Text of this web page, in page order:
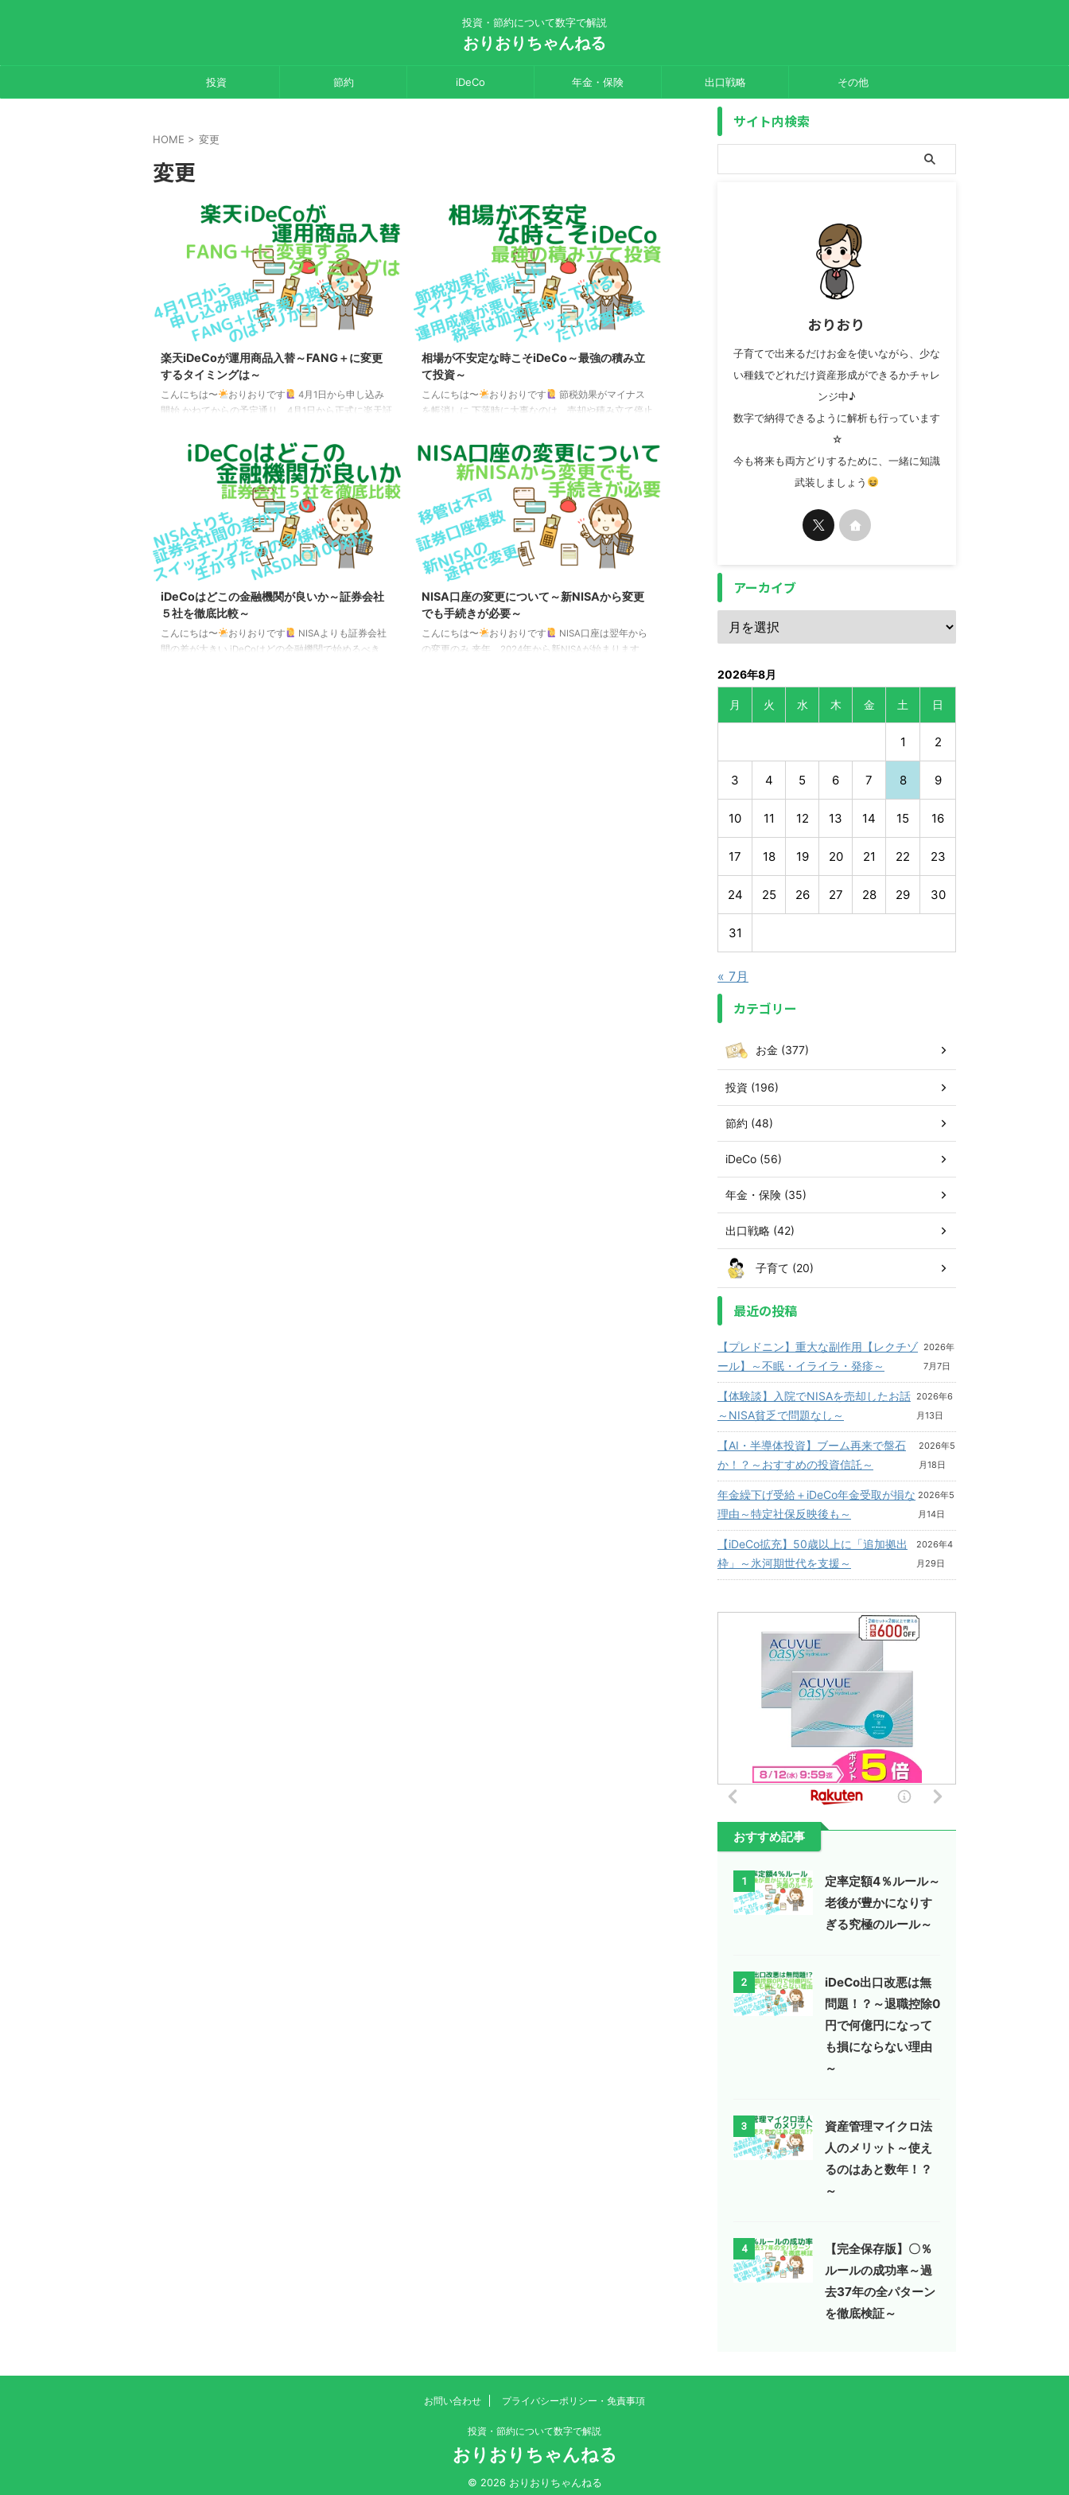
投資・節約について数字で解説
おりおりちゃんねる
投資 節約 iDeCo 年金・保険 出口戦略 その他
HOME > 変更
変更
楽天iDeCoが運用商品入替～FANG＋に変更
するタイミングは～
こんにちは〜 おりおりです
4月1日から申し込み
開始 かねてからの予定通り、4月1日から正式に楽天証
た運用商品 ・楽天・高配当株式・日本ファンド（資産
成長型）・なかの日本成長ファンド・iFreeNEXT
FANG+インデックス・楽天・オールカントリー株式
（除く日本）インデックス・ファンド（楽天・オール
カントリー（除く日本））・楽天・シュワブ・高配当
株式・米国ファンド（資産成長型）（楽天・
SCHD（資産成長型））・楽天・欧州株式インデック
ス・フ ...
相場が不安定な時こそiDeCo～最強の積み立
て投資～
こんにちは〜 おりおりです
節税効果がマイナス
を帳消しに 下落時に大事なのは、売却や積み立て停止
ですが、それを強制的にやってくれるのがiDeCoで
す。 一度始めたら原則、拠出（積み立て）を止めるこ
とは出来ませんし、拠出額の変更も書面による手続き
（書類を受付金融機関から書類を取り寄せて記入後に
金融機関へ提出）が必要で面倒なため、思いとどまら
せてくれます。 さらに、書類を取り寄せる時点で日数
が掛かるので、その間に冷静になれます。（ネットシ
ョッピングなど ...
iDeCoはどこの金融機関が良いか～証券会社
５社を徹底比較～
こんにちは〜 おりおりです
NISAよりも証券会社
間の差が大きい iDeCoはどの金融機関で始めるべき
NISA口座の変更について～新NISAから変更
でも手続きが必要～
こんにちは〜 おりおりです
NISA口座は翌年から
の変更のみ 来年、2024年から新NISAが始まります
サイト内検索
おりおり
子育てで出来るだけお金を使いながら、少な
い種銭でどれだけ資産形成ができるかチャレ
ンジ中♪
数字で納得できるように解析も行っています
☆
今も将来も両方どりするために、一緒に知識
武装しましょう
アーカイブ
2026年8月
月 火 水 木 金 土 日
1 2
3 4 5 6 7 8 9
10 11 12 13 14 15 16
17 18 19 20 21 22 23
24 25 26 27 28 29 30
31
« 7月
カテゴリー
お金 (377)
投資 (196)
節約 (48)
iDeCo (56)
年金・保険 (35)
出口戦略 (42)
子育て (20)
最近の投稿
【プレドニン】重大な副作用【レクチゾ
ール】～不眠・イライラ・発疹～
2026年
7月7日
【体験談】入院でNISAを売却したお話
～NISA貧乏で問題なし～
2026年6
月13日
【AI・半導体投資】ブーム再来で盤石
か！？～おすすめの投資信託～
2026年5
月18日
年金繰下げ受給＋iDeCo年金受取が損な
理由～特定社保反映後も～
2026年5
月14日
【iDeCo拡充】50歳以上に「追加拠出
枠」～氷河期世代を支援～
2026年4
月29日
おすすめ記事
1
定率定額4％ルール～
老後が豊かになりす
ぎる究極のルール～
2
iDeCo出口改悪は無
問題！？～退職控除0
円で何億円になって
も損にならない理由
～
3
資産管理マイクロ法
人のメリット～使え
るのはあと数年！？
～
4
【完全保存版】〇％
ルールの成功率～過
去37年の全パターン
を徹底検証～
お問い合わせ プライバシーポリシー・免責事項
投資・節約について数字で解説
おりおりちゃんねる
© 2026 おりおりちゃんねる